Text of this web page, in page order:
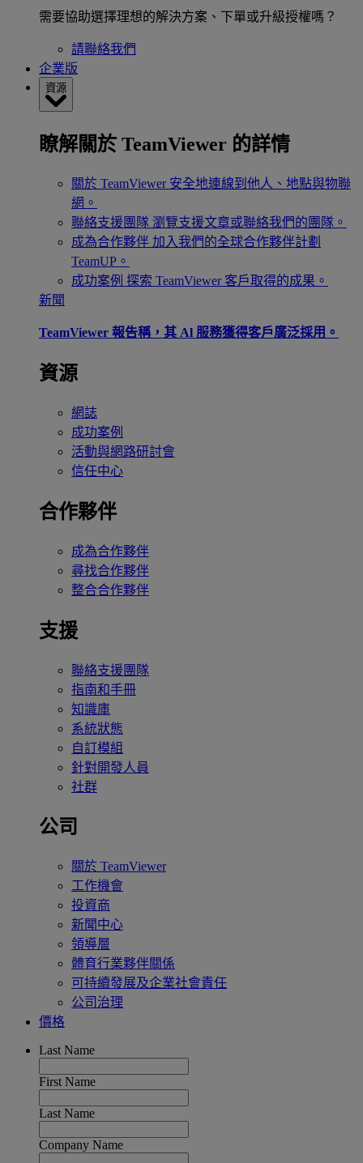
需要協助選擇理想的解決方案、下單或升級授權嗎？
請聯絡我們
企業版
資源
瞭解關於 TeamViewer 的詳情
關於 TeamViewer 安全地連線到他人、地點與物聯
網。
聯絡支援團隊 瀏覽支援文章或聯絡我們的團隊。
成為合作夥伴 加入我們的全球合作夥伴計劃
TeamUP。
成功案例 探索 TeamViewer 客戶取得的成果。
新聞
TeamViewer 報告稱，其 Al 服務獲得客戶廣泛採用。
資源
網誌
成功案例
活動與網路研討會
信任中心
合作夥伴
成為合作夥伴
尋找合作夥伴
整合合作夥伴
支援
聯絡支援團隊
指南和手冊
知識庫
系統狀態
自訂模組
針對開發人員
社群
公司
關於 TeamViewer
工作機會
投資商
新聞中心
領導層
體育行業夥伴關係
可持續發展及企業社會責任
公司治理
價格
Last Name
First Name
Last Name
Company Name